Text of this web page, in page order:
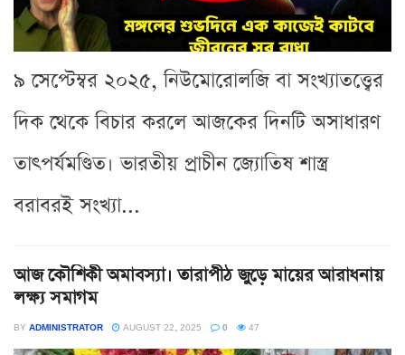
৯ সেপ্টেম্বর ২০২৫, নিউমোরোলজি বা সংখ্যাতত্ত্বের
দিক থেকে বিচার করলে আজকের দিনটি অসাধারণ
তাৎপর্যমণ্ডিত। ভারতীয় প্রাচীন জ্যোতিষ শাস্ত্র
বরাবরই সংখ্যা...
আজ কৌশিকী অমাবস্যা। তারাপীঠ জুড়ে মায়ের আরাধনায়
লক্ষ্য সমাগম
BY ADMINISTRATOR AUGUST 22, 2025 0 47